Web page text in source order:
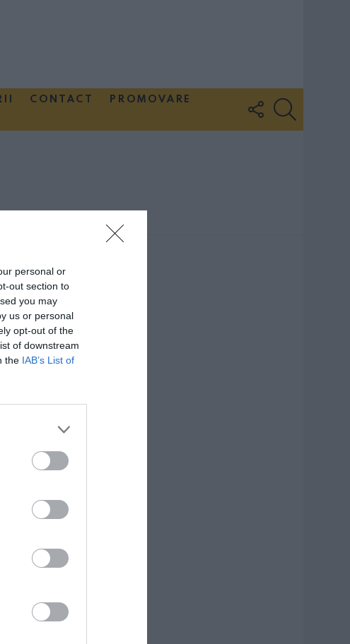
personal or
out section to
you may
us or personal
opt-out of the
of downstream
the IAB’s List of
CONTACT
PROMOVARE
FOLLOW
US